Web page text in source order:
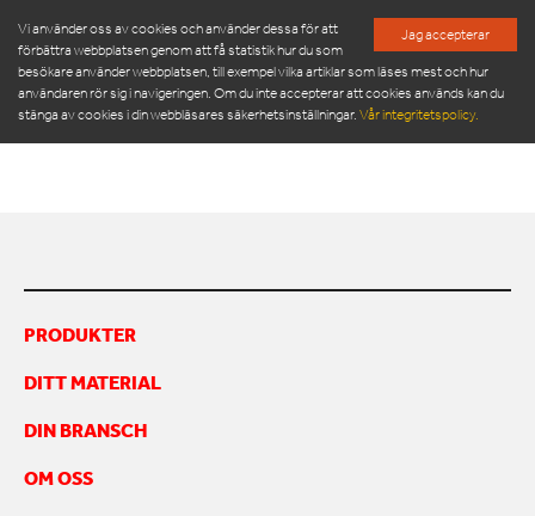
Jag accepterar
Vi använder oss av cookies och använder dessa för att
förbättra webbplatsen genom att få statistik hur du som
besökare använder webbplatsen, till exempel vilka artiklar som läses mest och hur
användaren rör sig i navigeringen. Om du inte accepterar att cookies används kan du
stänga av cookies i din webbläsares säkerhetsinställningar.Vår integritetspolicy.
MÖT VÅR LEDNINGSGRUPP
INSPIRATION
FRAMGÅNGSHISTORIER
ORWAK MULTI 9020_US
Orwak Multi 9020_us
PRODUKTER
DITT MATERIAL
DIN BRANSCH
OM OSS